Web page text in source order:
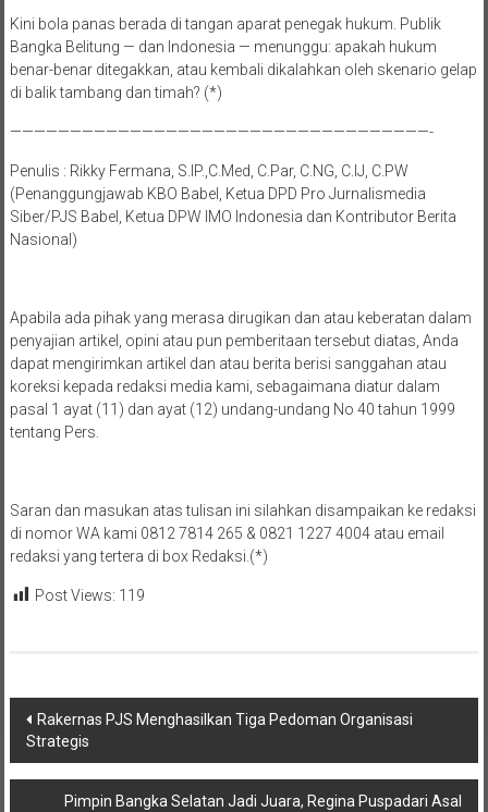
Kini bola panas berada di tangan aparat penegak hukum. Publik
Bangka Belitung — dan Indonesia — menunggu: apakah hukum
benar-benar ditegakkan, atau kembali dikalahkan oleh skenario gelap
di balik tambang dan timah? (*)
———————————————————————————————————-
Penulis : Rikky Fermana, S.IP.,C.Med, C.Par, C.NG, C.IJ, C.PW
(Penanggungjawab KBO Babel, Ketua DPD Pro Jurnalismedia
Siber/PJS Babel, Ketua DPW IMO Indonesia dan Kontributor Berita
Nasional)
Apabila ada pihak yang merasa dirugikan dan atau keberatan dalam
penyajian artikel, opini atau pun pemberitaan tersebut diatas, Anda
dapat mengirimkan artikel dan atau berita berisi sanggahan atau
koreksi kepada redaksi media kami, sebagaimana diatur dalam
pasal 1 ayat (11) dan ayat (12) undang-undang No 40 tahun 1999
tentang Pers.
Saran dan masukan atas tulisan ini silahkan disampaikan ke redaksi
di nomor WA kami 0812 7814 265 & 0821 1227 4004 atau email
redaksi yang tertera di box Redaksi.(*)
Post Views: 119
Navigasi
pos
Rakernas PJS Menghasilkan Tiga Pedoman Organisasi
Strategis
Pimpin Bangka Selatan Jadi Juara, Regina Puspadari Asal